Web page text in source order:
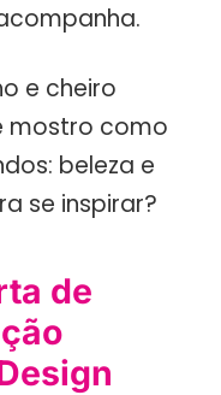
e cheiro
mostro como
beleza e
se inspirar?
de